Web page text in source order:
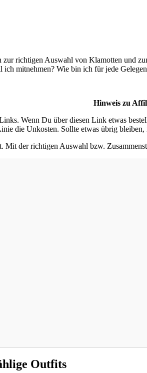
richtigen Auswahl von Klamotten und
ich mitnehmen? Wie bin ich für jede
Hinweis zu
Wenn Du über diesen Link etwas
die Unkosten. Sollte etwas übrig
Mit der richtigen Auswahl bzw.
Outfits